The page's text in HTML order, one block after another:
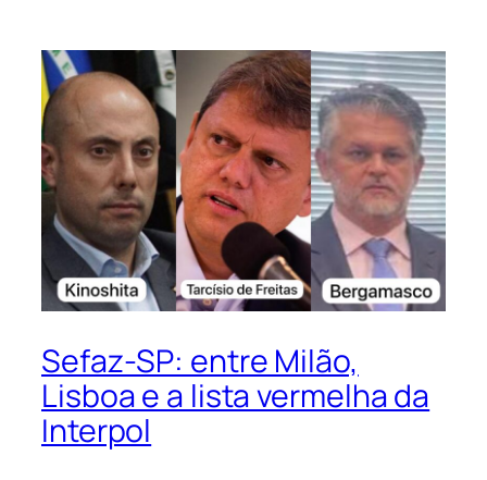
Sefaz-SP: entre Milão,
Lisboa e a lista vermelha da
Interpol